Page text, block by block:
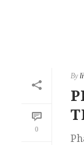
0
By